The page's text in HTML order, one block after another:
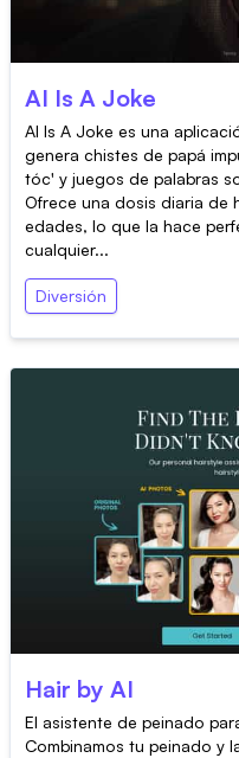
AI Is A Joke
AI Is A Joke es una
genera chistes de papá
tóc' y juegos de palabras
Ofrece una dosis diaria de
edades, lo que la hace
cualquier...
Diversión
Hair by AI
El asistente de peinado
Combinamos tu peinado y